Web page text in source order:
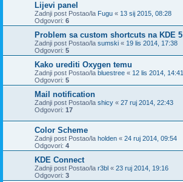
Lijevi panel
Zadnji post Postao/la Fugu « 13 sij 2015, 08:28
Odgovori: 6
Problem sa custom shortcuts na KDE 5
Zadnji post Postao/la sumski « 19 lis 2014, 17:38
Odgovori: 5
Kako urediti Oxygen temu
Zadnji post Postao/la bluestree « 12 lis 2014, 14:41
Odgovori: 5
Mail notification
Zadnji post Postao/la shicy « 27 ruj 2014, 22:43
Odgovori: 17
Color Scheme
Zadnji post Postao/la holden « 24 ruj 2014, 09:54
Odgovori: 4
KDE Connect
Zadnji post Postao/la r3bl « 23 ruj 2014, 19:16
Odgovori: 3